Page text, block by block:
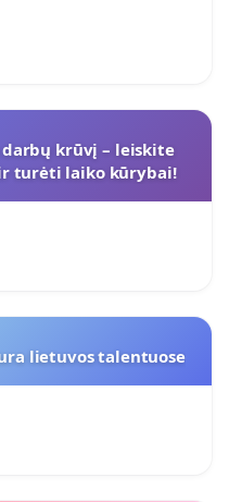
krūvį – leiskite
turėti laiko kūrybai!
lietuvos talentuose